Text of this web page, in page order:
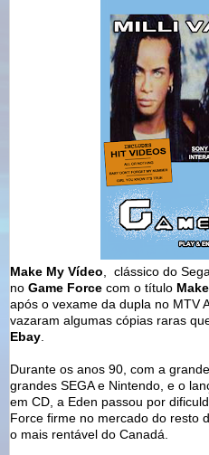
Make My Vídeo , clássico do
no Game Force com o título
após o vexame da dupla no MTV
vazaram algumas cópias raras
Ebay
Durante os anos 90, com a
grandes SEGA e Nintendo, e o
em CD, a Eden passou por
Force firme no mercado do resto
o mais rentável do Canadá.